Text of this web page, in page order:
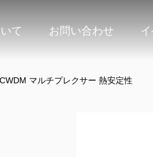
て お問い合わせ
マルチプレクサー 熱安定性